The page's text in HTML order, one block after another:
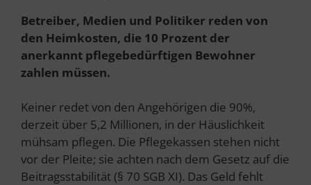
Betreiber, Medien und Politiker reden von
den Heimkosten, die 10 Prozent der
anerkannt pflegebedürftigen Bewohner
zahlen müssen.
Keiner redet von den Angehörigen die 90%,
derzeit über 5,2 Millionen, in der Häuslichkeit
mühsam pflegen. Die Pflegekassen stehen nicht
vor der Pleite; sie achten nach dem Gesetz auf die
Beitragsstabilität (§ 70 SGB XI). Das Geld fehlt